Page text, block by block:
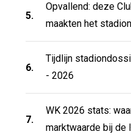
5.
Opvallend: deze
maakten het
6.
Tijdlijn
- 2026
7.
WK 2026 stats:
marktwaarde bij de